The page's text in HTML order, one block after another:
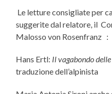
Le letture consigliate per
suggerite dal relatore, il
Malosso von Rosenfranz :
Hans Ertl: Il vagabondo
traduzione dell’alpinista